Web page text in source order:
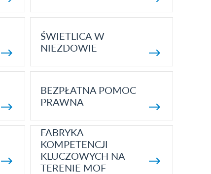
ŚWIETLICA W
NIEZDOWIE
BEZPŁATNA POMOC
PRAWNA
FABRYKA
KOMPETENCJI
KLUCZOWYCH NA
TERENIE MOF